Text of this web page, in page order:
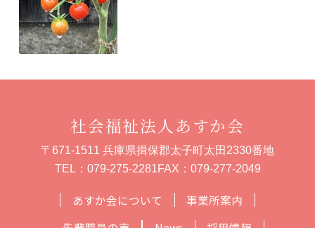
あすか会について
事業所案内
社会福祉法人あすか会
〒671-1511 兵庫県揖保郡太子町太田2330番地
TEL： 079-275-2281FAX：079-277-2049